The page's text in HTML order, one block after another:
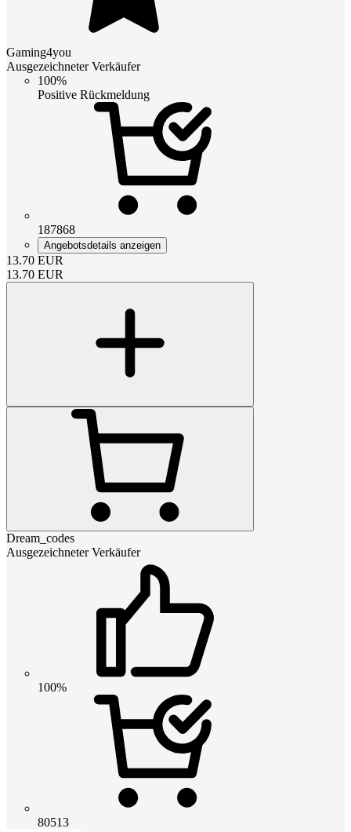
Gaming4you
Ausgezeichneter Verkäufer
100%
Positive Rückmeldung
187868
Angebotsdetails anzeigen
13.70 EUR
13.70 EUR
Dream_codes
Ausgezeichneter Verkäufer
100%
80513